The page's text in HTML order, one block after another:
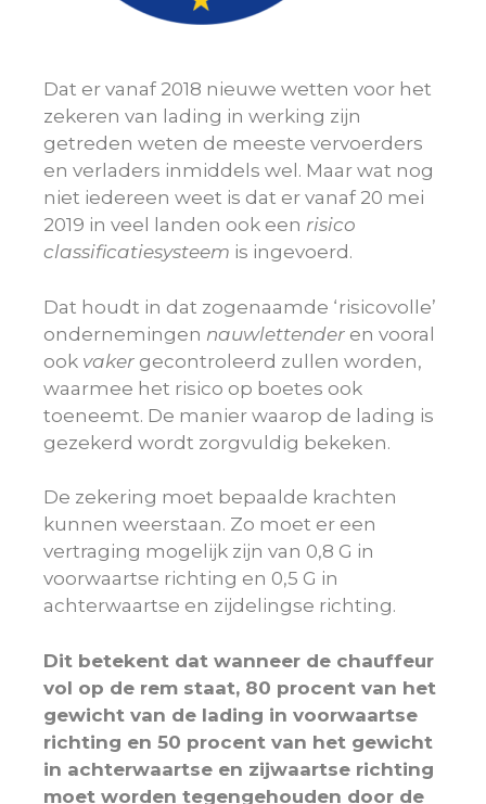
Dat er vanaf 2018 nieuwe wetten voor het
zekeren van lading in werking zijn
getreden weten de meeste vervoerders
en verladers inmiddels wel. Maar wat nog
niet iedereen weet is dat er vanaf 20 mei
2019 in veel landen ook een risico
classificatiesysteem is ingevoerd.
Dat houdt in dat zogenaamde ‘risicovolle’
ondernemingen nauwlettender en vooral
ook vaker gecontroleerd zullen worden,
waarmee het risico op boetes ook
toeneemt. De manier waarop de lading is
gezekerd wordt zorgvuldig bekeken.
De zekering moet bepaalde krachten
kunnen weerstaan. Zo moet er een
vertraging mogelijk zijn van 0,8 G in
voorwaartse richting en 0,5 G in
achterwaartse en zijdelingse richting.
Dit betekent dat wanneer de chauffeur
vol op de rem staat, 80 procent van het
gewicht van de lading in voorwaartse
richting en 50 procent van het gewicht
in achterwaartse en zijwaartse richting
moet worden tegengehouden door de